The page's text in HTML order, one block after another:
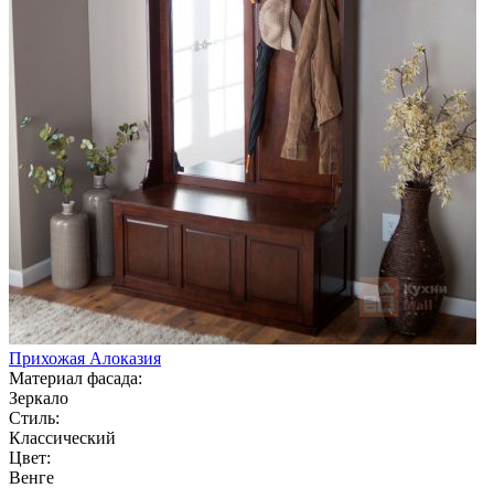
Прихожая Алоказия
Материал фасада:
Зеркало
Стиль:
Классический
Цвет:
Венге